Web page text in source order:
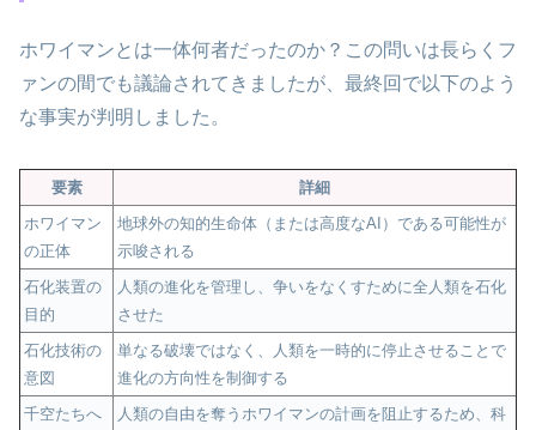
ホワイマンとは一体何者だったのか？この問いは長らくフ
ァンの間でも議論されてきましたが、最終回で以下のよう
な事実が判明しました。
要素
詳細
ホワイマン
の正体
地球外の知的生命体（または高度なAI）である可能性が
示唆される
石化装置の
目的
人類の進化を管理し、争いをなくすために全人類を石化
させた
石化技術の
意図
単なる破壊ではなく、人類を一時的に停止させることで
進化の方向性を制御する
千空たちへ
人類の自由を奪うホワイマンの計画を阻止するため、科